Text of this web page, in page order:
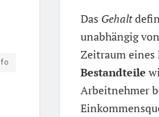
Das Gehalt
unabhängig
Zeitraum
Bestandteile
Arbeitnehmer